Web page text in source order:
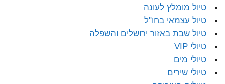
טיול מומלץ לעונה
טיול עצמאי בחו"ל
טיול שבת באזור ירושלים והשפלה
טיולי VIP
טיולי מים
טיולי שירים